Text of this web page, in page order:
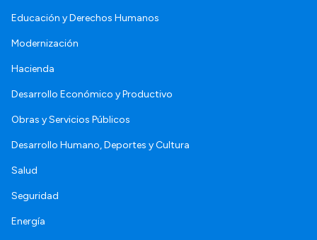
Educación y Derechos Humanos
Modernización
Hacienda
Desarrollo Económico y Productivo
Obras y Servicios Públicos
Desarrollo Humano, Deportes y Cultura
Salud
Seguridad
Energía